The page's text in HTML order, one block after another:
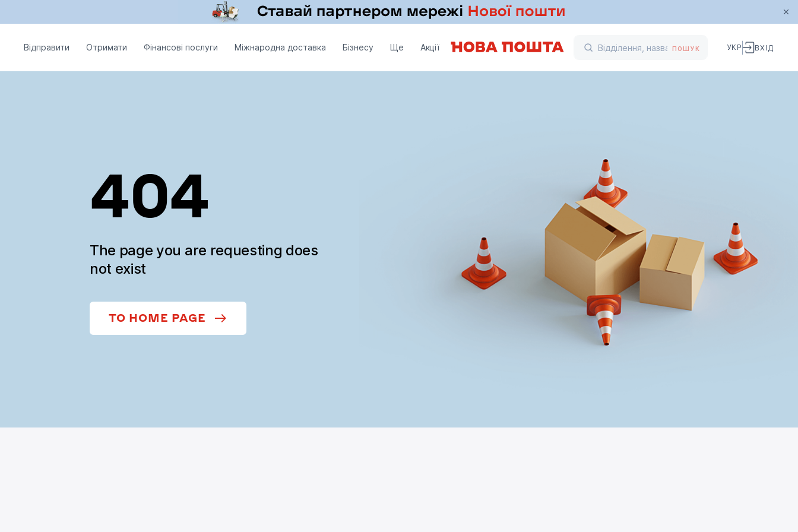
Відправити Отримати Фінансові послуги Міжнародна доставка Бізнесу Ще Акції ПОШУК УКР ВХІД
404
The page you are requesting does
not exist
TO HOME PAGE